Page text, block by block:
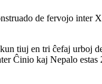
de fervojo inter
tiuj en tri ĉefaj urboj
Ĉinio kaj Nepalo